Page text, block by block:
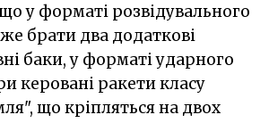
у форматі розвідувального
брати два додаткові
баки, у форматі ударного
керовані ракети класу
що кріпляться на двох